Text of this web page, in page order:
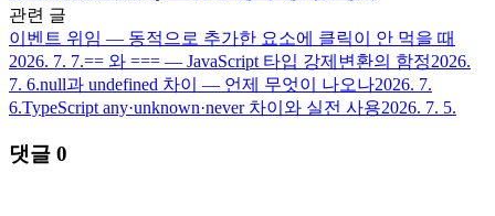
관련 글
이벤트 위임 — 동적으로 추가한 요소에 클릭이 안 먹을 때
2026. 7. 7.== 와 === — JavaScript 타입 강제변환의 함정2026.
7. 6.null과 undefined 차이 — 언제 무엇이 나오나2026. 7.
6.TypeScript any·unknown·never 차이와 실전 사용2026. 7. 5.
댓글 0